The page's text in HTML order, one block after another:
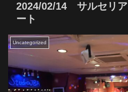
2024/02/14 サルセリ
ート
Uncategorized